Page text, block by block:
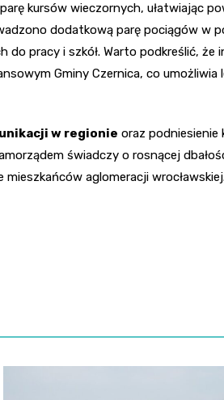
kursów wieczornych, ułatwiając
dodatkową parę pociągów w
pracy i szkół. Warto podkreślić, że
Gminy Czernica, co umożliwia
w regionie oraz
świadczy o rosnącej
aglomeracji